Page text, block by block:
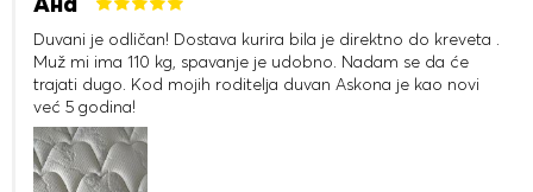
Duvani je odličan! Dostava kurira bila je direktno do kreveta .
Muž mi ima 110 kg, spavanje je udobno. Nadam se da će
trajati dugo. Kod mojih roditelja duvan Askona je kao novi
već 5 godina!